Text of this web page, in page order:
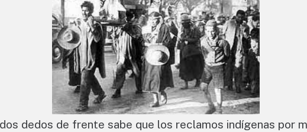
dedos de frente sabe que los reclamos indígenas por